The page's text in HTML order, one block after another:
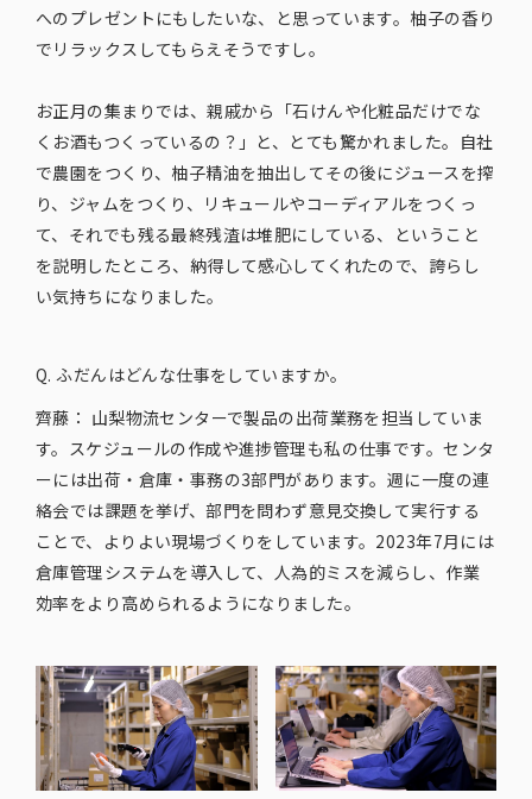
へのプレゼントにもしたいな、と思っています。柚子の香り
でリラックスしてもらえそうですし。
お正月の集まりでは、親戚から「石けんや化粧品だけでな
くお酒もつくっているの？」と、とても驚かれました。自社
で農園をつくり、柚子精油を抽出してその後にジュースを搾
り、ジャムをつくり、リキュールやコーディアルをつくっ
て、それでも残る最終残渣は堆肥にしている、ということ
を説明したところ、納得して感心してくれたので、誇らし
い気持ちになりました。
Q. ふだんは​どんな​仕事を​していますか。
齊藤： 山梨物流センターで製品の出荷業務を担当していま
す。スケジュールの作成や進捗管理も私の仕事です。センタ
ーには出荷・倉庫・事務の3部門があります。週に一度の連
絡会では課題を挙げ、部門を問わず意見交換して実行する
ことで、よりよい現場づくりをしています。2023年7月には
倉庫管理システムを導入して、人為的ミスを減らし、作業
効率をより高められるようになりました。